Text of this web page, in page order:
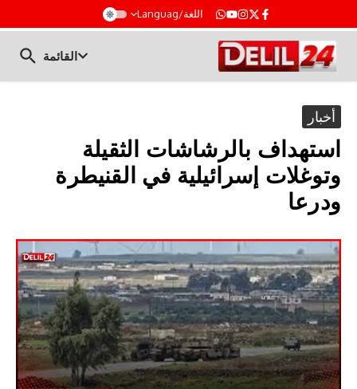
اللغة/Languag
القائمة
أخبار
استهداف بالرشاشات الثقيلة
وتوغلات إسرائيلية في القنيطرة
ودرعا